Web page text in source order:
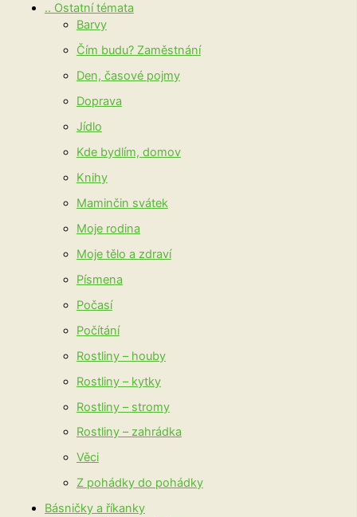
.. Ostatní témata
Barvy
Čím budu? Zaměstnání
Den, časové pojmy
Doprava
Jídlo
Kde bydlím, domov
Knihy
Maminčin svátek
Moje rodina
Moje tělo a zdraví
Písmena
Počasí
Počítání
Rostliny – houby
Rostliny – kytky
Rostliny – stromy
Rostliny – zahrádka
Věci
Z pohádky do pohádky
Básničky a říkanky